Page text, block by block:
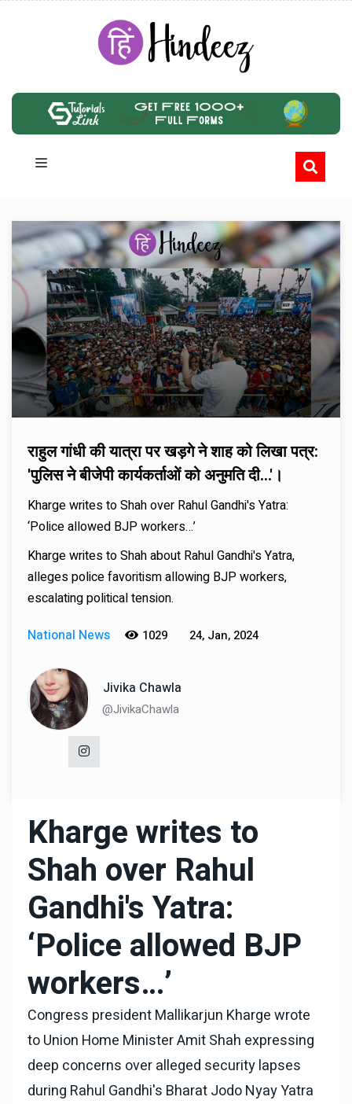
राहुल गांधी की यात्रा पर खड़गे ने शाह को लिखा पत्र:
'पुलिस ने बीजेपी कार्यकर्ताओं को अनुमति दी...'।
Kharge writes to Shah over Rahul Gandhi's Yatra:
‘Police allowed BJP workers…’
Kharge writes to Shah about Rahul Gandhi's Yatra,
alleges police favoritism allowing BJP workers,
escalating political tension.
National News
1029 24, Jan, 2024
Jivika Chawla
@JivikaChawla
Kharge writes to
Shah over Rahul
Gandhi's Yatra:
‘Police allowed BJP
workers…’
Congress president Mallikarjun Kharge wrote
to Union Home Minister Amit Shah expressing
deep concerns over alleged security lapses
during Rahul Gandhi's Bharat Jodo Nyay Yatra